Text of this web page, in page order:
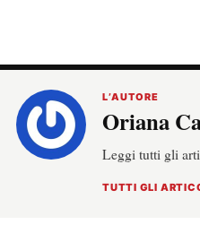
L’AUTORE
Oriana
Leggi tutti gli
TUTTI GLI